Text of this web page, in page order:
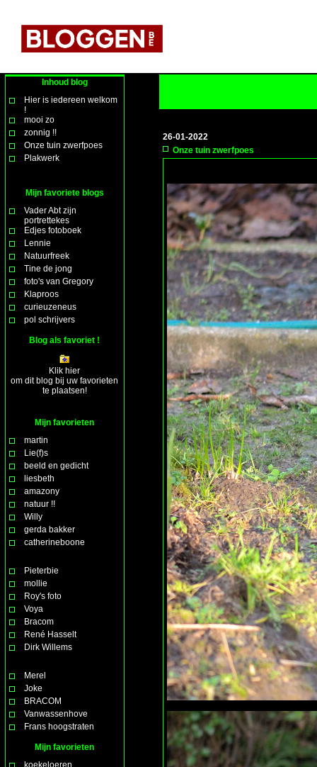
Inhoud blog
Hier is iedereen welkom
!
mooi zo
zonnig !!
Onze tuin zwerfpoes
Plakwerk
Mijn favoriete blogs
Vader Abt zijn
portrettekes
Edjes fotoboek
Lennie
Natuurfreek
Tine de jong
foto's van Gregory
Klaproos
curieuzeneus
pol schrijvers
Blog als favoriet !
Klik hier
om dit blog bij uw favorieten
te plaatsen!
Mijn favorieten
martin
Lie(f)s
beeld en gedicht
liesbeth
amazony
natuur !!
Willy
gerda bakker
catherineboone
Pieterbie
mollie
Roy's foto
Voya
Bracom
René Hasselt
Dirk Willems
Merel
Joke
BRACOM
Vanwassenhove
Frans hoogstraten
Mijn favorieten
koekeloeren
26-01-2022
Onze tuin zwerfpoes